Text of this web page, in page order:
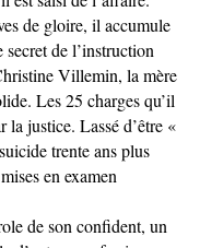
de gloire, il accumule
de l’instruction
Villemin, la mère
Les 25 charges qu’il
la justice. Lassé d’être «
trente ans plus
en examen
de son confident, un